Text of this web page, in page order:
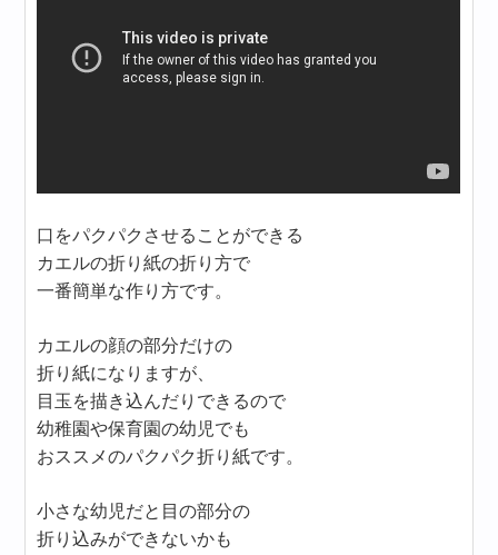
口をパクパクさせることができる
カエルの折り紙の折り方で
一番簡単な作り方です。
カエルの顔の部分だけの
折り紙になりますが、
目玉を描き込んだりできるので
幼稚園や保育園の幼児でも
おススメのパクパク折り紙です。
小さな幼児だと目の部分の
折り込みができないかも